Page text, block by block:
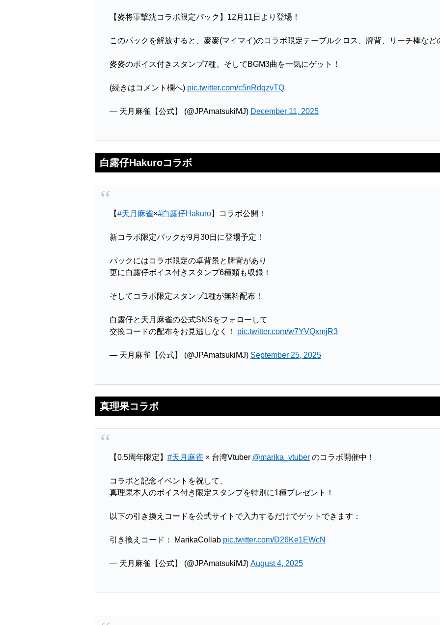
【麥将軍撃沈コラボ限定パック】12月11日より登場！
このパックを解放すると、麥麥(マイマイ)のコラボ限定テーブルクロス、牌背、リーチ棒など
麥麥のボイス付きスタンプ7種、そしてBGM3曲を一気にゲット！
(続きはコメント欄へ) pic.twitter.com/c5nRdqzvTQ
— 天月麻雀【公式】 (@JPAmatsukiMJ) December 11, 2025
白露仔Hakuroコラボ
【#天月麻雀×#白露仔Hakuro】コラボ公開！
新コラボ限定パックが9月30日に登場予定！
パックにはコラボ限定の卓背景と牌背があり
更に白露仔ボイス付きスタンプ6種類も収録！
そしてコラボ限定スタンプ1種が無料配布！
白露仔と天月麻雀の公式SNSをフォローして
交換コードの配布をお見逃しなく！ pic.twitter.com/w7YVQxmjR3
— 天月麻雀【公式】 (@JPAmatsukiMJ) September 25, 2025
真理果コラボ
【0.5周年限定】 #天月麻雀 × 台湾Vtuber @marika_vtuberのコラボ開催中！
コラボと記念イベントを祝して、
真理果本人のボイス付き限定スタンプを特別に1種プレゼント！
以下の引き換えコードを公式サイトで入力するだけでゲットできます：
引き換えコード： MarikaCollab pic.twitter.com/D26Ke1EWcN
— 天月麻雀【公式】 (@JPAmatsukiMJ) August 4, 2025